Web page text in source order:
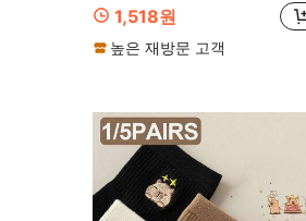
1,518원
높은 재방문 고객